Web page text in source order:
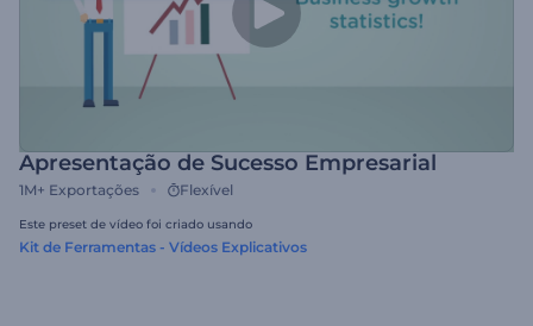
Apresentação de Sucesso Empresarial
1M+ Exportações Flexível
Este preset de vídeo foi criado usando
Kit de Ferramentas - Vídeos Explicativos